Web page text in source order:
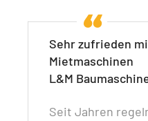
Sehr zufrieden
Mietmaschinen
L&M
Seit Jahren